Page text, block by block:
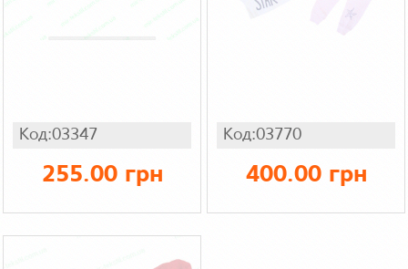
Код:03347
255.00 грн
Код:03770
400.00 грн